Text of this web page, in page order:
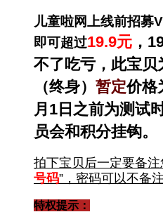
儿童啦网上线前招募
即可超过19.9元 ，
不了吃亏，此宝贝
（终身） 暂定价格
月1日之前为测试
员会和积分挂钩。
拍下宝贝后一定要备注
号码”，密码可以不备
特权提示：